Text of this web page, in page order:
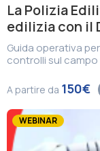
La Polizia
edilizia con il
Guida operativa
controlli sul campo
A partire da 150€
WEBINAR